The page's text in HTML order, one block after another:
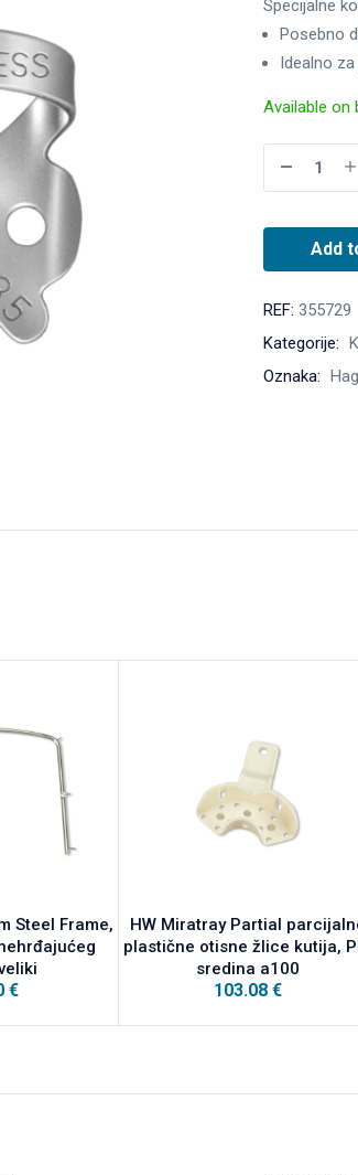
Specijalne
Posebno
Idealno
Available on
Add
REF: 355729
Kategorije:
Oznaka:
Steel Frame,
€
HW Miratray Partial
plastične otisne žlice kutija,
sredina a100
103.08 €